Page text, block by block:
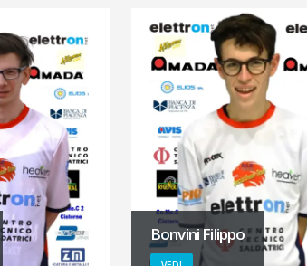
Bonvini Filippo